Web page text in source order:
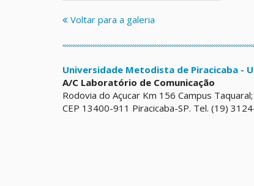
Voltar para a galeria
Universidade Metodista de Piracicaba -
A/C Laboratório de Comunicação
Rodovia do Açucar Km 156 Campus
CEP 13400-911 Piracicaba-SP. Tel. (19)